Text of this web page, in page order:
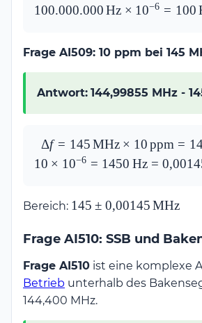
100\,\text{MHz} \times
\times 10^{-6} =
100.000.000 Hz × 10−6 = 100
Frage AI509: 10 ppm bei 145
Antwort: 144,99855 MHz -
\Delta f =
145\,\text{MHz} \times
\times 10^{-6} =
0{,}00145\,\text{MHz}
Δf = 145MHz × 10ppm =
10 × 10−6 = 1450 Hz = 0,
Bereich: 145 \pm
145 ± 0,00145MHz
Frage AI510: SSB und
Frage AI510 ist eine komplexe
Betrieb unterhalb des
144,400 MHz.